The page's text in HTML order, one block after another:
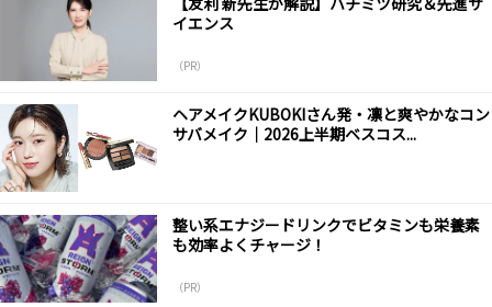
イエンス
（PR）
ヘアメイクKUBOKIさん発・凛と爽やかなコン
サバメイク｜2026上半期ベスコス...
整い系エナジードリンクでビタミンも栄養素
も効率よくチャージ！
（PR）